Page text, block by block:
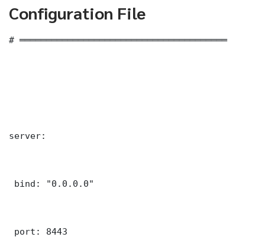
Configuration File
# ═══════════════════════════════════════
server:
bind: "0.0.0.0"
port: 8443